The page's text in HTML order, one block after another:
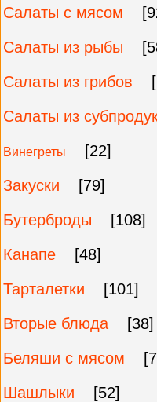
Салаты с мясом
Салаты из рыбы
Салаты из грибов
Салаты из
Винегреты
[22]
Закуски
[79]
Бутерброды
[108]
Канапе
[48]
Тарталетки
[101]
Вторые блюда
[38]
Беляши с мясом
Шашлыки
[52]